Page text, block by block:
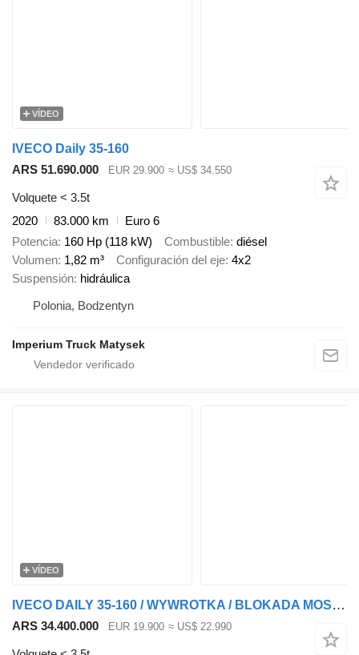
VÍDEO
IVECO Daily 35-160
ARS 51.690.000
EUR 29.900 ≈ US$ 34.550
Volquete < 3.5t
2020
83.000 km
Euro 6
Potencia 160 Hp (118 kW) Combustible diésel
Volumen 1,82 m³ Configuración del eje 4x2
Suspensión hidráulica
Polonia, Bodzentyn
Imperium Truck Matysek
VÍDEO
IVECO DAILY 35-160 / WYWROTKA / BLOKADA MOSTU / BLIŹNIAK / HI- MATIC
ARS 34.400.000 EUR 19.900 ≈ US$ 22.990